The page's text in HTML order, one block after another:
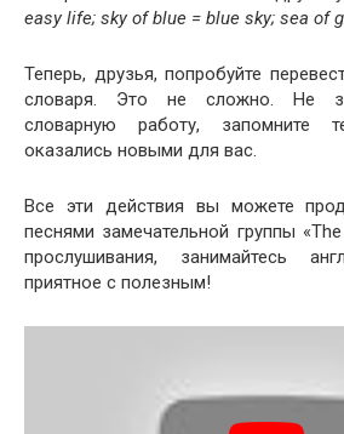
easylife; skyofblue = blue sky; sea of
Теперь, друзья, попробуйте
словаря. Это не сложно. Не
словарную работу, запомните
оказались новыми для вас.
Все эти действия вы можете
песнями замечательной группы
прослушивания, занимайтесь
приятное с полезным!